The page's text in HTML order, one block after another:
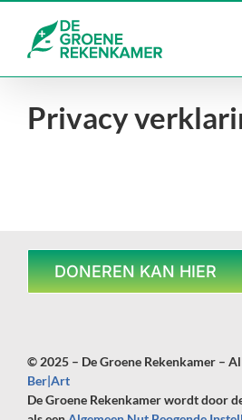
content
Privacy
DONEREN KAN HIER
© 2025 – De Groene Rekenkamer –
Ber|Art
De Groene Rekenkamer wordt door